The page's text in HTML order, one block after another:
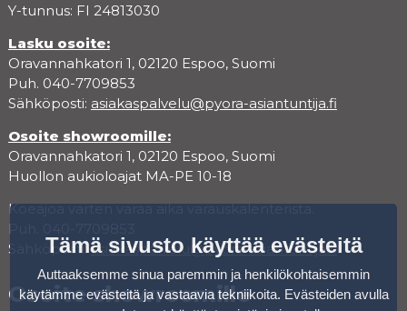
Y-tunnus: FI 24813030
Lasku osoite:
Oravannahkatori 1, 02120 Espoo, Suomi
Puh. 040-7709853
Sähköposti: asiakaspalvelu@pyora-asiantuntija.fi
Osoite showroomille:
Oravannahkatori 1, 02120 Espoo, Suomi
Huollon aukioloajat MA-PE 10-18
Koeajoa varten varaa aika varauskalenterista.
Sähköposti:asiakaspalvelu@pyora-asiantuntija.fi
Osoite showroomille
Tämä sivusto käyttää evästeitä
Auttaaksemme sinua paremmin ja henkilökohtaisemmin
käytämme evästeitä ja vastaavia tekniikoita. Evästeiden avulla